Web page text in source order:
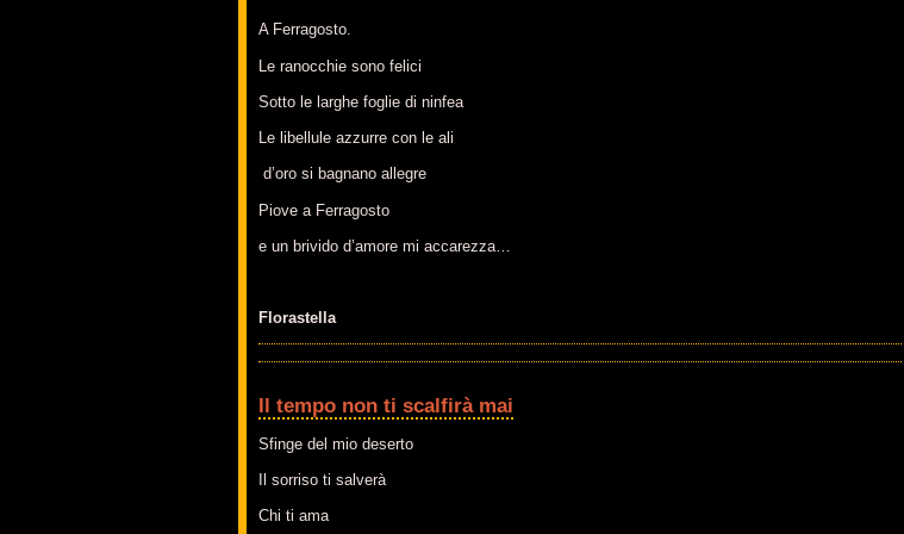
A Ferragosto.
Le ranocchie sono felici
Sotto le larghe foglie di ninfea
Le libellule azzurre con le ali
d’oro si bagnano allegre
Piove a Ferragosto
e un brivido d’amore mi accarezza…
Florastella
Il tempo non ti scalfirà mai
Sfinge del mio deserto
Il sorriso ti salverà
Chi ti ama